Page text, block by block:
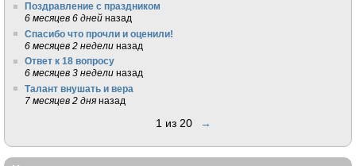
Поздравление с праздником
6 месяцев 6 дней назад
Спасибо что прочли и оценили!
6 месяцев 2 недели назад
Ответ к 18 вопросу
6 месяцев 3 недели назад
Талант внушать и вера
7 месяцев 2 дня назад
1 из 20 →